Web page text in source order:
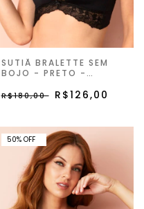
SUTIÃ BRALETTE SEM
BOJO - PRETO -
R$180,00 R$126,00
50% OFF
50% OFF